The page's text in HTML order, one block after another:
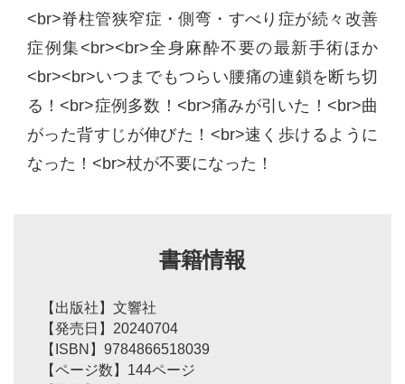
<br>脊柱管狭窄症・側弯・すべり症が続々改善
症例集<br><br>全身麻酔不要の最新手術ほか
<br><br>いつまでもつらい腰痛の連鎖を断ち切
る！<br>症例多数！<br>痛みが引いた！<br>曲
がった背すじが伸びた！<br>速く歩けるように
なった！<br>杖が不要になった！
書籍情報
【出版社】文響社
【発売日】20240704
【ISBN】9784866518039
【ページ数】144ページ